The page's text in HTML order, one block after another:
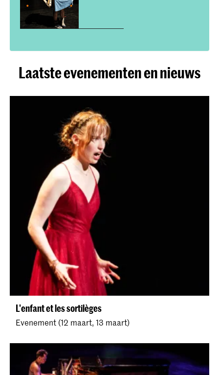
Laatste evenementen en nieuws
L'enfant et les sortilèges
Evenement (12 maart, 13 maart)